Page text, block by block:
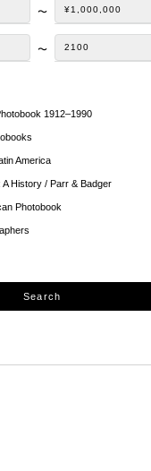
〜 ¥1,000,000
〜 2100
1912–1990
America
History / Parr & Badger
Photobook
Search